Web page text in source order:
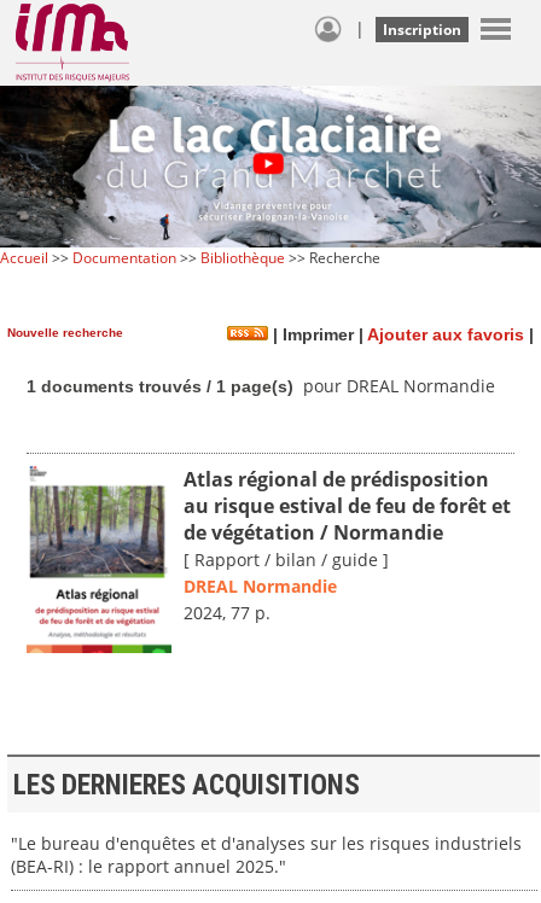
| Inscription
Accueil >> Documentation>> Bibliothèque >> Recherche
Nouvelle recherche | Imprimer| Ajouter aux favoris |
1 documents trouvés / 1 page(s) pour DREAL Normandie
Atlas régional de prédisposition
au risque estival de feu de forêt et
de végétation / Normandie
[ Rapport / bilan / guide ]
DREAL Normandie
2024, 77 p.
LES DERNIERES ACQUISITIONS
"Le bureau d'enquêtes et d'analyses sur les risques industriels
(BEA-RI) : le rapport annuel 2025."